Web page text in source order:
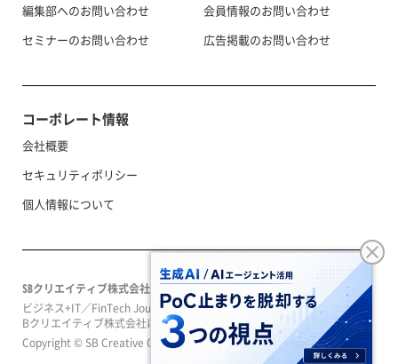
編集部へのお問い合わせ
セミナーのお問い合わせ
会員情報のお問い合わせ
広告掲載のお問い合わせ
コーポレート情報
会社概要
セキュリティポリシー
個人情報について
SBクリエイティブ株式会社
ビジネス+IT／FinTech Journal／SeizoTrendはソフトバンクグループのS
Bクリエイティブ株式会社によって運営されています。
Copyright © SB Creative Corp. All rights reserved.